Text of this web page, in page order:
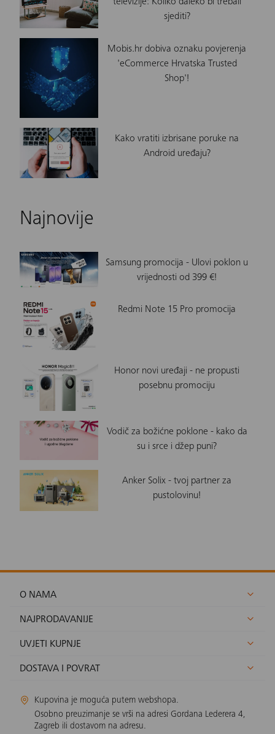
sjediti?
Mobis.hr dobiva oznaku povjerenja
'eCommerce Hrvatska Trusted
Shop'!
Kako vratiti izbrisane poruke na
Android uređaju?
Najnovije
Samsung promocija - Ulovi poklon u
vrijednosti od 399 €!
Redmi Note 15 Pro promocija
Honor novi uređaji - ne propusti
posebnu promociju
Vodič za božićne poklone - kako da
su i srce i džep puni?
Anker Solix - tvoj partner za
pustolovinu!
O NAMA
NAJPRODAVANIJE
UVJETI KUPNJE
DOSTAVA I POVRAT
Kupovina je moguća putem webshopa.
Osobno preuzimanje se vrši na adresi Gordana Lederera 4,
Zagreb ili dostavom na adresu.